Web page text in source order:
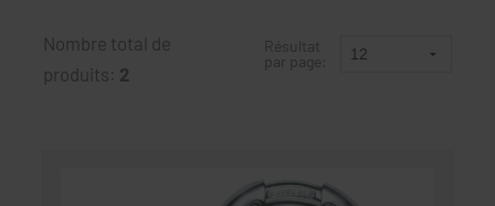
Nombre total de
produits: 2
Résultat
par page: